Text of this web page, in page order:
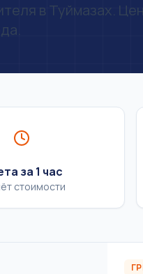
в Туймазах.
за 1 час
стоимости